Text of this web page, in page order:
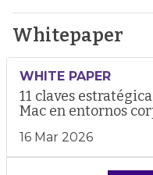
Whitepaper
WHITE PAPER
11 claves
Mac en entornos
16 Mar 2026